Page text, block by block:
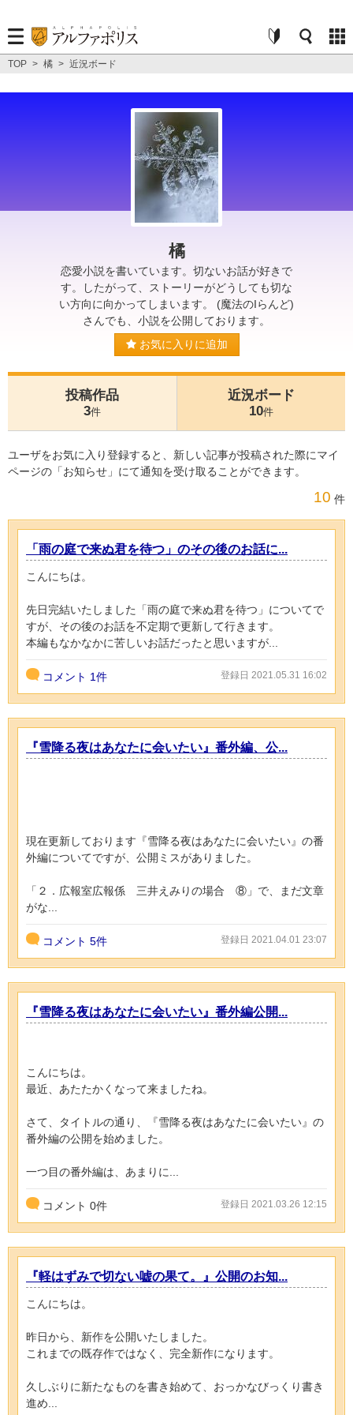
TOP > 橘 > 近況ボード
橘
恋愛小説を書いています。切ないお話が好きで
す。したがって、ストーリーがどうしても切な
い方向に向かってしまいます。 (魔法のIらんど)
さんでも、小説を公開しております。
お気に入りに追加
投稿作品
3件
近況ボード
10件
ユーザをお気に入り登録すると、新しい記事が投稿された際にマイ
ページの「お知らせ」にて通知を受け取ることができます。
10 件
「雨の庭で来ぬ君を待つ」のその後のお話に...
こんにちは。
先日完結いたしました「雨の庭で来ぬ君を待つ」についてで
すが、その後のお話を不定期で更新して行きます。
本編もなかなかに苦しいお話だったと思いますが...
コメント 1件 登録日 2021.05.31 16:02
『雪降る夜はあなたに会いたい』番外編、公...
現在更新しております『雪降る夜はあなたに会いたい』の番
外編についてですが、公開ミスがありました。
「２．広報室広報係 三井えみりの場合 ⑧」で、まだ文章
がな...
コメント 5件 登録日 2021.04.01 23:07
『雪降る夜はあなたに会いたい』番外編公開...
こんにちは。
最近、あたたかくなって来ましたね。
さて、タイトルの通り、『雪降る夜はあなたに会いたい』の
番外編の公開を始めました。
一つ目の番外編は、あまりに...
コメント 0件 登録日 2021.03.26 12:15
『軽はずみで切ない嘘の果て。』公開のお知...
こんにちは。
昨日から、新作を公開いたしました。
これまでの既存作ではなく、完全新作になります。
久しぶりに新たなものを書き始めて、おっかなびっくり書き
進め...